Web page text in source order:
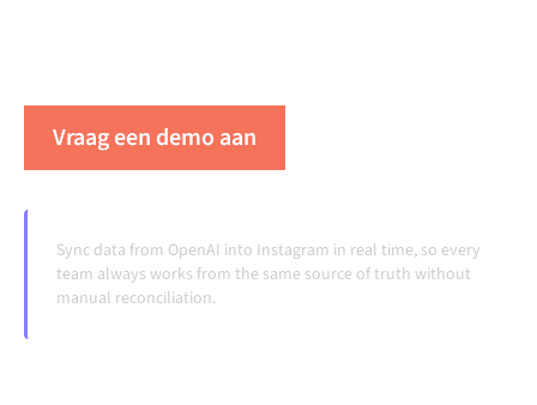
Vraag een demo aan
Sync data from OpenAI into Instagram in real time, so every
team always works from the same source of truth without
manual reconciliation.